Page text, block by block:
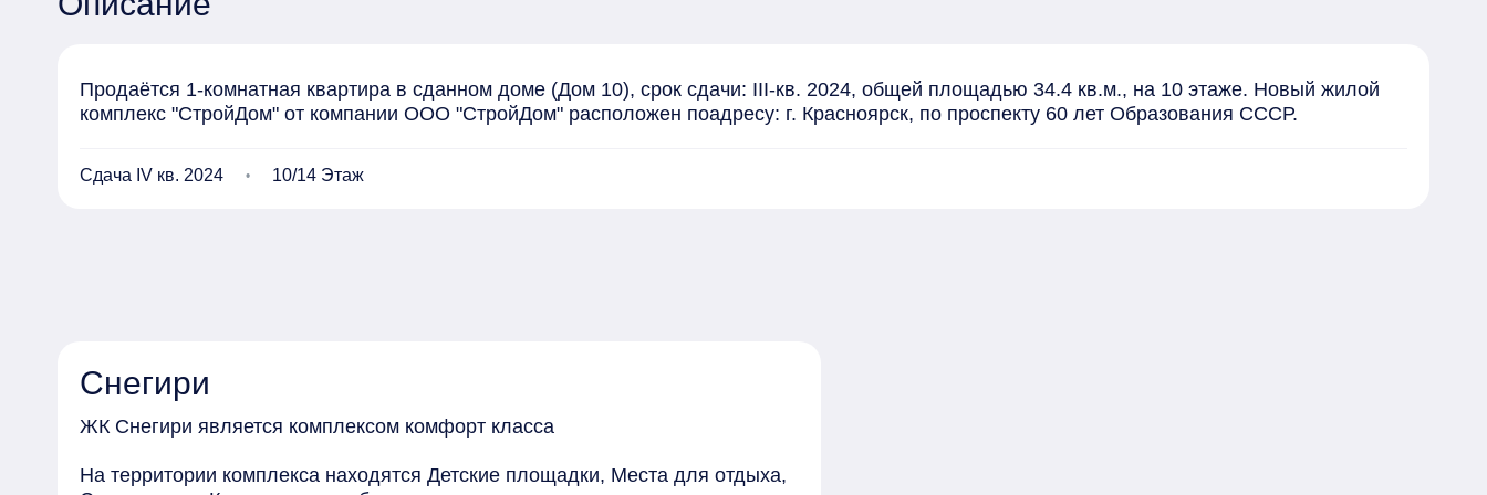
Продаётся 1-комнатная квартира в сданном доме (Дом 10), срок сдачи: III-кв. 2024, общей площадью 34.4 кв.м., на 10 этаже. Новый жилой
комплекс "СтройДом" от компании ООО "СтройДом" расположен поадресу: г. Красноярск, по проспекту 60 лет Образования СССР.
Сдача IV кв. 2024 10/14 Этаж
Снегири
ЖК Снегири является комплексом комфорт класса
На территории комплекса находятся Детские площадки, Места для отдыха,